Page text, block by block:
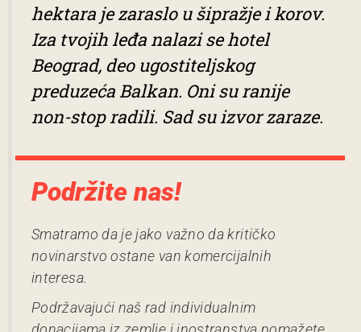
hektara je zaraslo u šipražje i korov.
Iza tvojih leđa nalazi se hotel
Beograd, deo ugostiteljskog
preduzeća Balkan. Oni su ranije
non-stop radili. Sad su izvor zaraze.
Podržite nas!
Smatramo da je jako važno da kritičko
novinarstvo ostane van komercijalnih
interesa.
Podržavajući naš rad individualnim